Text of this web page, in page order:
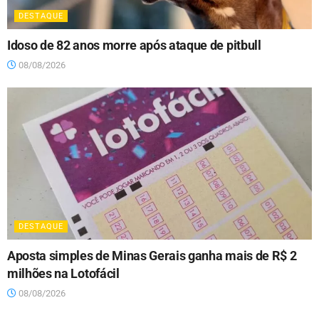
DESTAQUE
Idoso de 82 anos morre após ataque de pitbull
08/08/2026
DESTAQUE
Aposta simples de Minas Gerais ganha mais de R$ 2
milhões na Lotofácil
08/08/2026